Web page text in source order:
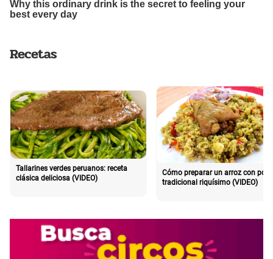
Recetas
Tallarines verdes peruanos: receta
clásica deliciosa (VIDEO)
Cómo preparar un arroz con pollo
tradicional riquísimo (VIDEO)